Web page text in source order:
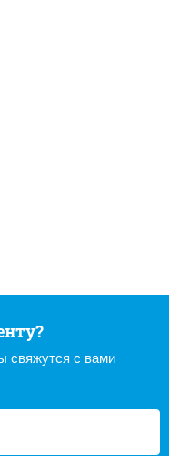
свяжутся с вами